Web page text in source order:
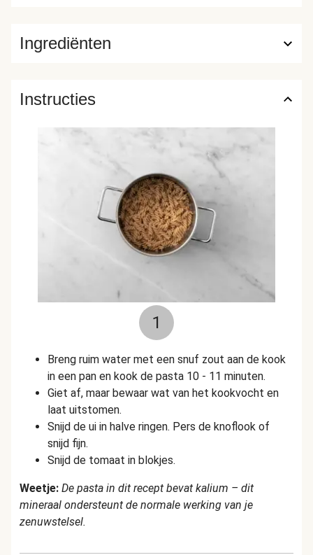
Ingrediënten
Instructies
1
Breng ruim water met een snuf zout aan de kook
in een pan en kook de pasta 10 - 11 minuten.
Giet af, maar bewaar wat van het kookvocht en
laat uitstomen.
Snijd de ui in halve ringen. Pers de knoflook of
snijd fijn.
Snijd de tomaat in blokjes.
Weetje: De pasta in dit recept bevat kalium – dit
mineraal ondersteunt de normale werking van je
zenuwstelsel.